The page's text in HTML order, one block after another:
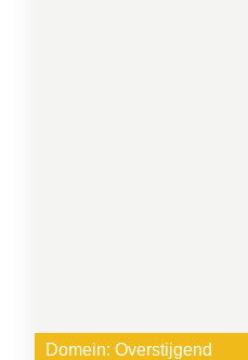
Domein: Overstijgend